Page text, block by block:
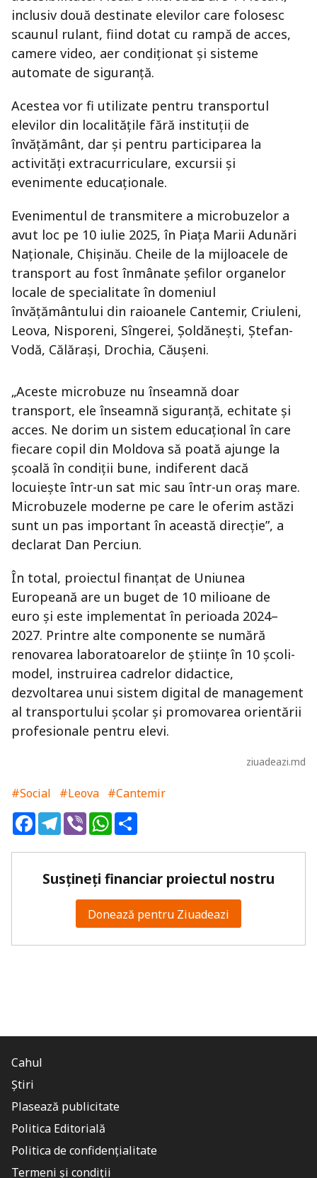
inclusiv două destinate elevilor care folosesc
scaunul rulant, fiind dotat cu rampă de acces,
camere video, aer condiționat și sisteme
automate de siguranță.
Acestea vor fi utilizate pentru transportul
elevilor din localitățile fără instituții de
învățământ, dar și pentru participarea la
activități extracurriculare, excursii și
evenimente educaționale.
Evenimentul de transmitere a microbuzelor a
avut loc pe 10 iulie 2025, în Piața Marii Adunări
Naționale, Chișinău. Cheile de la mijloacele de
transport au fost înmânate șefilor organelor
locale de specialitate în domeniul
învățământului din raioanele Cantemir, Criuleni,
Leova, Nisporeni, Sîngerei, Șoldănești, Ștefan-
Vodă, Călărași, Drochia, Căușeni.
„Aceste microbuze nu înseamnă doar
transport, ele înseamnă siguranță, echitate și
acces. Ne dorim un sistem educațional în care
fiecare copil din Moldova să poată ajunge la
școală în condiții bune, indiferent dacă
locuiește într-un sat mic sau într-un oraș mare.
Microbuzele moderne pe care le oferim astăzi
sunt un pas important în această direcție”, a
declarat Dan Perciun.
În total, proiectul finanțat de Uniunea
Europeană are un buget de 10 milioane de
euro și este implementat în perioada 2024–
2027. Printre alte componente se numără
renovarea laboratoarelor de științe în 10 școli-
model, instruirea cadrelor didactice,
dezvoltarea unui sistem digital de management
al transportului școlar și promovarea orientării
profesionale pentru elevi.
ziuadeazi.md
#Social #Leova #Cantemir
FacebookTelegram
ViberWhatsApp
Susțineți financiar proiectul nostru
Donează pentru Ziuadeazi
Cahul
Știri
Plasează publicitate
Politica Editorială
Politica de confidențialitate
Termeni și condiții